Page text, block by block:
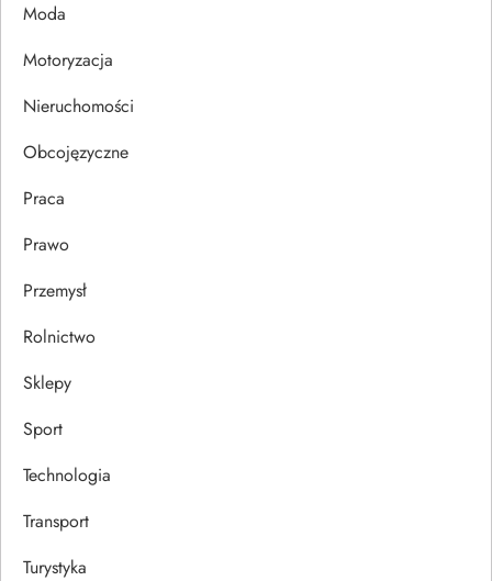
s
u
Moda
Motoryzacja
Nieruchomości
Obcojęzyczne
Praca
Prawo
Przemysł
Rolnictwo
Sklepy
Sport
Technologia
Transport
Turystyka